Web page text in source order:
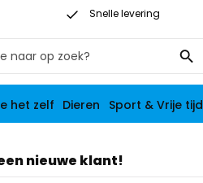
Snelle levering
het zelf Dieren Sport & Vrije tijd
nieuwe klant!